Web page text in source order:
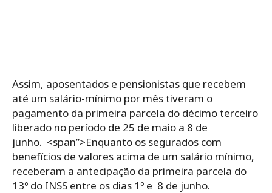
Assim, aposentados e pensionistas que recebem
até um salário-mínimo por mês tiveram o
pagamento da primeira parcela do décimo terceiro
liberado no período de 25 de maio a 8 de
junho. <span”>Enquanto os segurados com
benefícios de valores acima de um salário mínimo,
receberam a antecipação da primeira parcela do
13º do INSS entre os dias 1º e 8 de junho.